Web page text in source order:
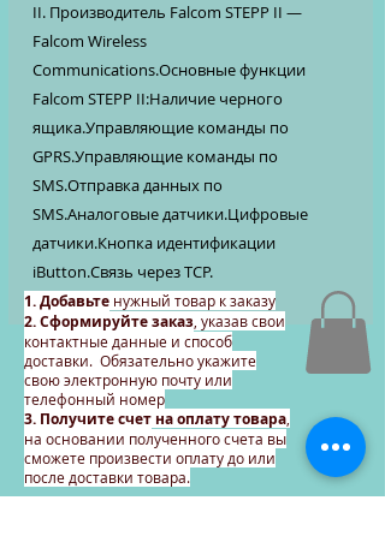
II. Производитель Falcom STEPP II —
Falcom Wireless
Communications.Основные функции
Falcom STEPP II:Наличие черного
ящика.Управляющие команды по
GPRS.Управляющие команды по
SMS.Отправка данных по
SMS.Аналоговые датчики.Цифровые
датчики.Кнопка идентификации
iButton.Связь через TCP.
1. Добавьте нужный товар к заказу
2. Сформируйте заказ , указав свои
контактные данные и способ
доставки. Обязательно укажите
свою электронную почту или
телефонный номер
3. Получите счет на оплату товара
на основании полученного счета вы
сможете произвести оплату до или
после доставки товара.